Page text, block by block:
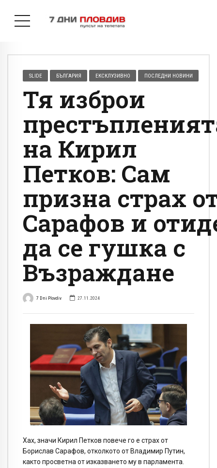
SLIDE БЪЛГАРИЯ ЕКСКЛУЗИВНО ПОСЛЕДНИ НОВИНИ
Тя изброи
на Кирил
Петков: Сам
призна страх
Сарафов и
да се гушка с
Възраждане
7 Dni Plovdiv 27.11.2024
Хах, значи Кирил Петков повече го е страх от
Борислав Сарафов, отколкото от Владимир Путин,
както просветна от изказването му в парламента.